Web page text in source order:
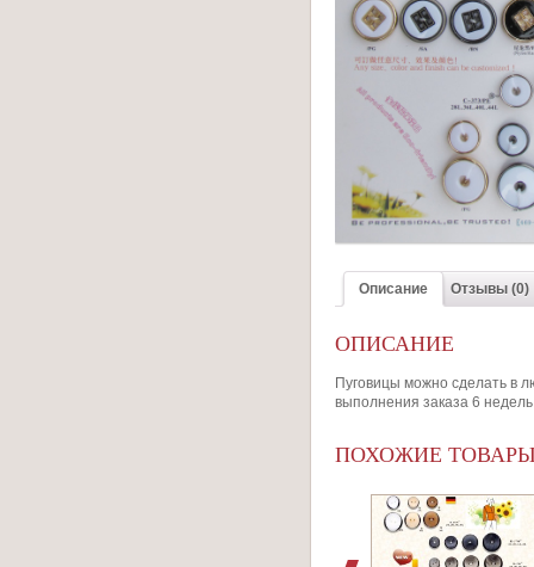
Описание Отзывы (0)
ОПИСАНИЕ
Пуговицы можно сделать в
выполнения заказа 6
ПОХОЖИЕ